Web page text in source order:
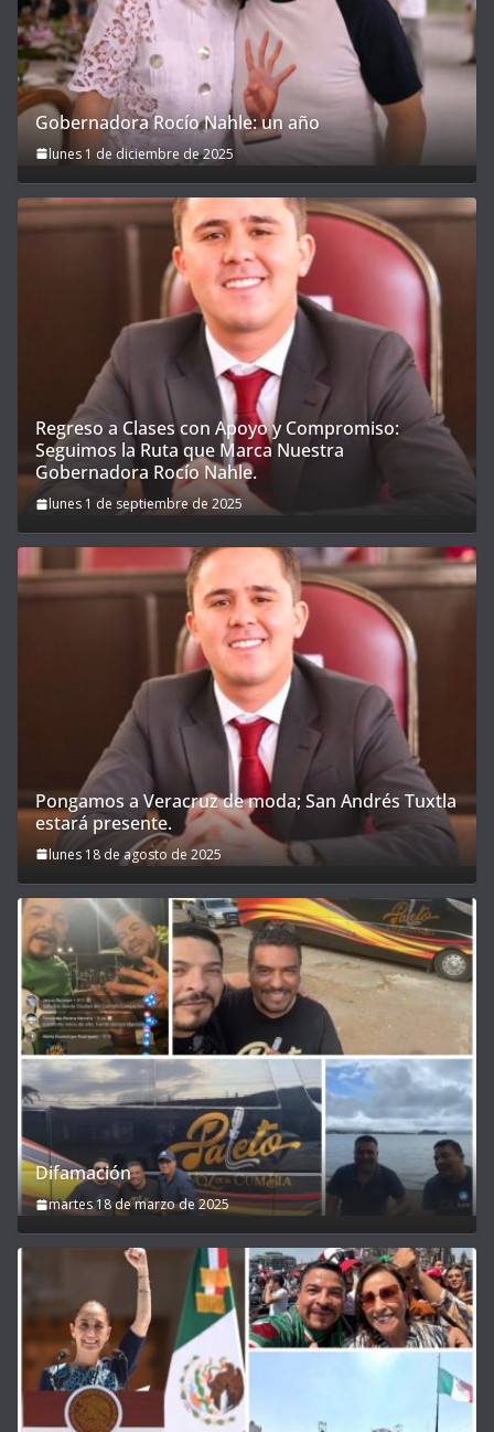
Gobernadora Rocío Nahle: un año
lunes 1 de diciembre de 2025
Regreso a Clases con Apoyo y Compromiso:
Seguimos la Ruta que Marca Nuestra
Gobernadora Rocío Nahle.
lunes 1 de septiembre de 2025
Pongamos a Veracruz de moda; San Andrés Tuxtla
estará presente.
lunes 18 de agosto de 2025
Difamación
martes 18 de marzo de 2025